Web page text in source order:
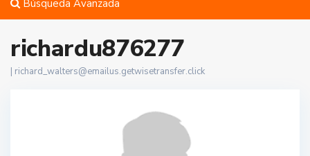
Búsqueda Avanzada
richardu876277
richard_walters@emailus.getwisetransfer.click